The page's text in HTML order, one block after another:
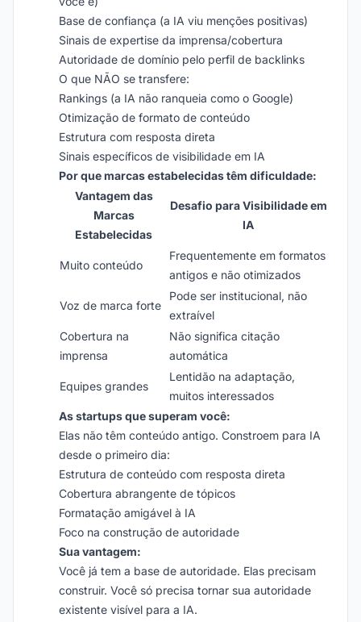
Base de confiança (a IA viu menções positivas)
Sinais de expertise da imprensa/cobertura
Autoridade de domínio pelo perfil de backlinks
O que NÃO se transfere:
Rankings (a IA não ranqueia como o Google)
Otimização de formato de conteúdo
Estrutura com resposta direta
Sinais específicos de visibilidade em IA
Por que marcas estabelecidas têm dificuldade:
Vantagem das
Marcas
Estabelecidas
Desafio para Visibilidade em
IA
Muito conteúdo
Frequentemente em formatos
antigos e não otimizados
Voz de marca forte
Pode ser institucional, não
extraível
Cobertura na
imprensa
Não significa citação
automática
Equipes grandes
Lentidão na adaptação,
muitos interessados
As startups que superam você:
Elas não têm conteúdo antigo. Constroem para IA
desde o primeiro dia:
Estrutura de conteúdo com resposta direta
Cobertura abrangente de tópicos
Formatação amigável à IA
Foco na construção de autoridade
Sua vantagem:
Você já tem a base de autoridade. Elas precisam
construir. Você só precisa tornar sua autoridade
existente visível para a IA.